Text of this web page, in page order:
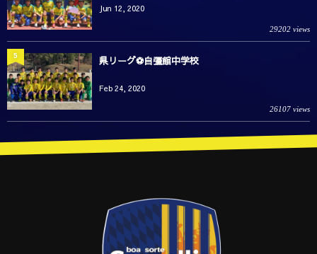
Jun 12, 2020
29202 views
県リーグ⚽️自彊館中学校
Feb 24, 2020
26107 views
5